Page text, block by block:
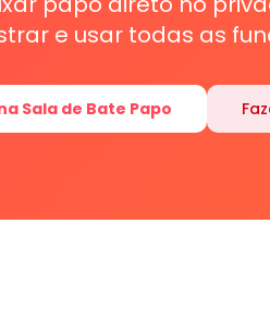
e usar todas as
Sala de Bate Papo